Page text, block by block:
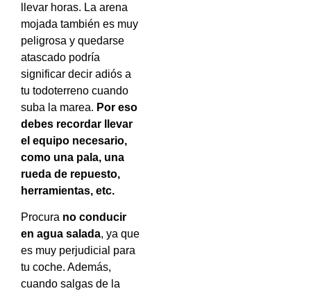
llevar horas. La arena
mojada también es muy
peligrosa y quedarse
atascado podría
significar decir adiós a
tu todoterreno cuando
suba la marea. Por eso
debes recordar llevar
el equipo necesario,
como una pala, una
rueda de repuesto,
herramientas, etc.
Procura no conducir
en agua salada, ya que
es muy perjudicial para
tu coche. Además,
cuando salgas de la